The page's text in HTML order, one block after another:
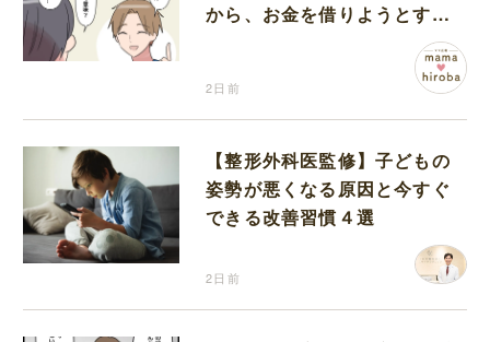
から、お金を借りようとする
2日前
【整形外科医監修】子どもの
姿勢が悪くなる原因と今すぐ
できる改善習慣４選
2日前